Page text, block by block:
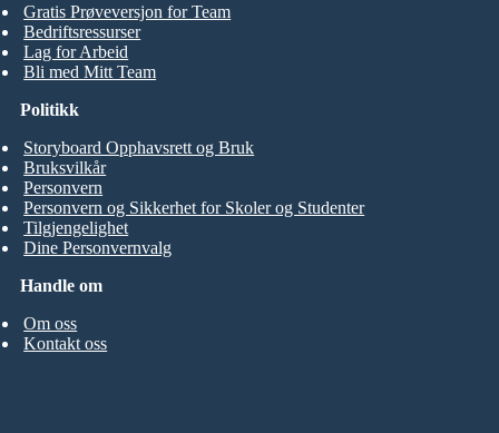
Gratis Prøveversjon for Team
Bedriftsressurser
Lag for Arbeid
Bli med Mitt Team
Handle om
Om oss
Kontakt oss
Politikk
Storyboard Opphavsrett og Bruk
Bruksvilkår
Personvern
Personvern og Sikkerhet for Skoler og Studenter
Tilgjengelighet
Dine Personvernvalg